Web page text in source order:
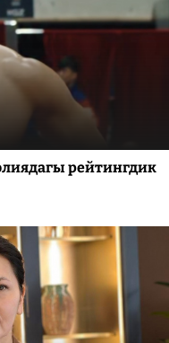
рейтингдик